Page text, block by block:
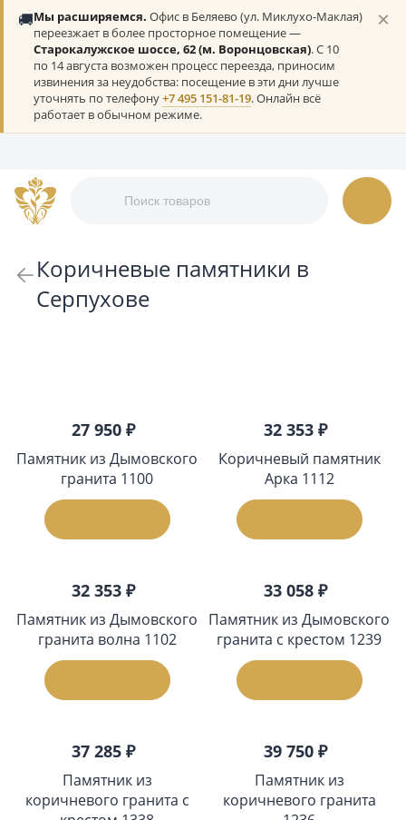
🚚Мы расширяемся. Офис в Беляево (ул. Миклухо-Маклая)
переезжает в более просторное помещение —
Старокалужское шоссе, 62 (м. Воронцовская). С 10
по 14 августа возможен процесс переезда, приносим
извинения за неудобства: посещение в эти дни лучше
уточнять по телефону+7 495 151-81-19. Онлайн всё
работает в обычном режиме.
×
Коричневые памятники в
Серпухове
27 950 ₽
Памятник из Дымовского
гранита 1100
32 353 ₽
Коричневый памятник
Арка 1112
32 353 ₽
Памятник из Дымовского
гранита волна 1102
33 058 ₽
Памятник из Дымовского
гранита с крестом 1239
37 285 ₽
Памятник из
коричневого гранита с
39 750 ₽
Памятник из
коричневого гранита